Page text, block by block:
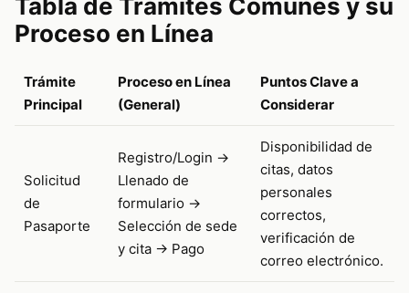
Tabla de Trámites Comunes y su
Proceso en Línea
Trámite
Principal
Proceso en Línea
(General)
Puntos Clave a
Considerar
Solicitud
de
Pasaporte
Registro/Login ->
Llenado de
formulario ->
Selección de sede
y cita -> Pago
Disponibilidad de
citas, datos
personales
correctos,
verificación de
correo electrónico.